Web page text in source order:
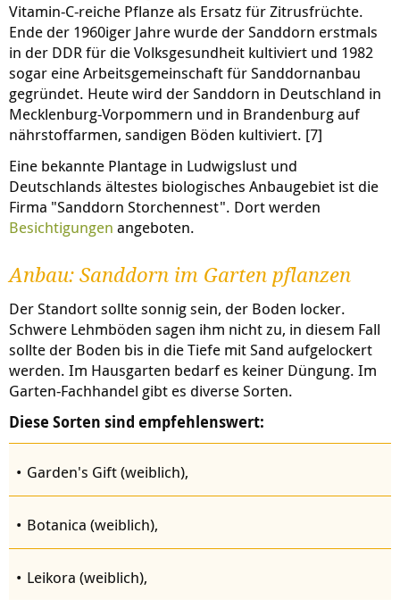
Vitamin-C-reiche Pflanze als Ersatz für Zitrusfrüchte.
Ende der 1960iger Jahre wurde der Sanddorn erstmals
in der DDR für die Volksgesundheit kultiviert und 1982
sogar eine Arbeitsgemeinschaft für Sanddornanbau
gegründet. Heute wird der Sanddorn in Deutschland in
Mecklenburg-Vorpommern und in Brandenburg auf
nährstoffarmen, sandigen Böden kultiviert. [7]
Eine bekannte Plantage in Ludwigslust und
Deutschlands ältestes biologisches Anbaugebiet ist die
Firma "Sanddorn Storchennest". Dort werden
Besichtigungen angeboten.
Anbau: Sanddorn im Garten pflanzen
Der Standort sollte sonnig sein, der Boden locker.
Schwere Lehmböden sagen ihm nicht zu, in diesem Fall
sollte der Boden bis in die Tiefe mit Sand aufgelockert
werden. Im Hausgarten bedarf es keiner Düngung. Im
Garten-Fachhandel gibt es diverse Sorten.
Diese Sorten sind empfehlenswert:
Garden's Gift (weiblich),
Botanica (weiblich),
Leikora (weiblich),